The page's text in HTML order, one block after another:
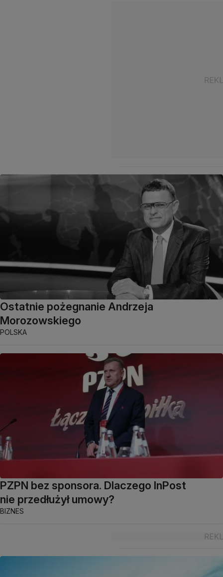
Ostatnie pożegnanie Andrzeja
Morozowskiego
POLSKA
PZPN bez sponsora. Dlaczego InPost
nie przedłużył umowy?
BIZNES